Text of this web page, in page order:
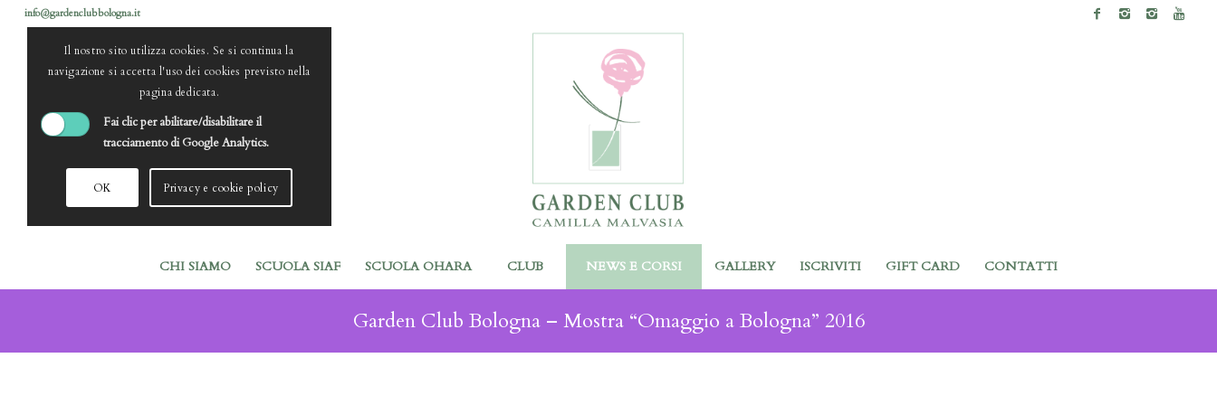
info@gardenclubbologna.it
CHI SIAMO SCUOLA SIAF SCUOLA OHARA CLUB NEWS E CORSI GALLERY ISCRIVITI GIFT CARD CONTATTI
Garden Club Bologna – Mostra “Omaggio a Bologna” 2016
Il nostro sito utilizza cookies. Se si continua la
navigazione si accetta l'uso dei cookies previsto nella
pagina dedicata.
Fai clic per abilitare/disabilitare il
tracciamento di Google Analytics.
OK Privacy e cookie policy